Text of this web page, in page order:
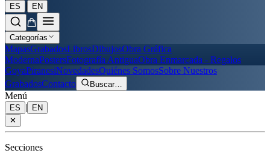
ES | EN
Categorías
MapasGrabadosLibrosDibujosObra Gráfica
ModernaPostersFotografía AntiguaObra Enmarcada - Regalos
GoyaPiranesiNovedadesQuiénes SomosSobre Nuestros
GrabadosContacto Buscar…
Menú
ES |
EN
✕
Secciones